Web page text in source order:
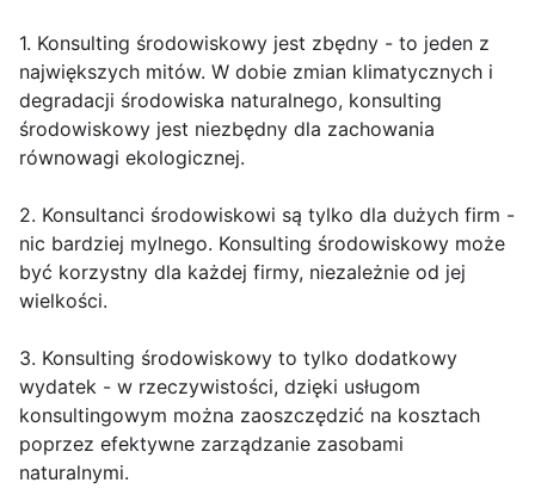
1. Konsulting środowiskowy jest zbędny - to jeden z
największych mitów. W dobie zmian klimatycznych i
degradacji środowiska naturalnego, konsulting
środowiskowy jest niezbędny dla zachowania
równowagi ekologicznej.
2. Konsultanci środowiskowi są tylko dla dużych firm -
nic bardziej mylnego. Konsulting środowiskowy może
być korzystny dla każdej firmy, niezależnie od jej
wielkości.
3. Konsulting środowiskowy to tylko dodatkowy
wydatek - w rzeczywistości, dzięki usługom
konsultingowym można zaoszczędzić na kosztach
poprzez efektywne zarządzanie zasobami
naturalnymi.